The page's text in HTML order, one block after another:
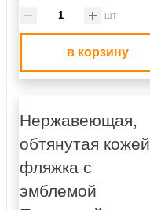
шт
в корзину
Нержавеющая,
обтянутая кожей
фляжка с
эмблемой